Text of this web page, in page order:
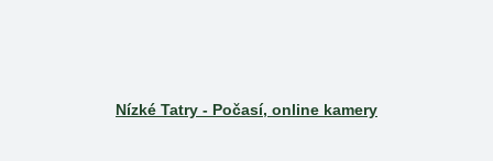
Nízké Tatry - Počasí, online kamery